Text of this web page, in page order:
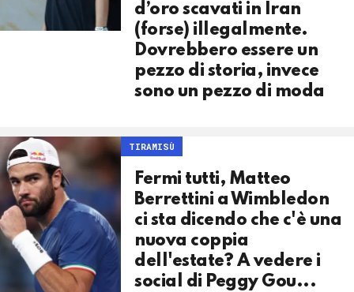
d’oro scavati in Iran
(forse) illegalmente.
Dovrebbero essere un
pezzo di storia, invece
sono un pezzo di moda
TIRAMISÙ
Fermi tutti, Matteo
Berrettini a Wimbledon
ci sta dicendo che c'è una
nuova coppia
dell'estate? A vedere i
social di Peggy Gou...